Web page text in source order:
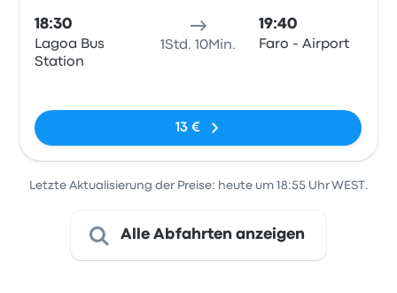
18:30
Lagoa Bus
Station
1Std. 10Min.
19:40
Faro - Airport
13 €
Letzte Aktualisierung der Preise: heute um 18:55 Uhr WEST.
Alle Abfahrten anzeigen